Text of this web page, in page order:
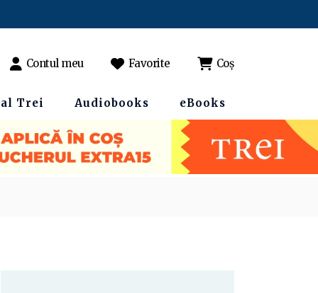
Contul meu Favorite Coș
Trei Audiobooks eBooks